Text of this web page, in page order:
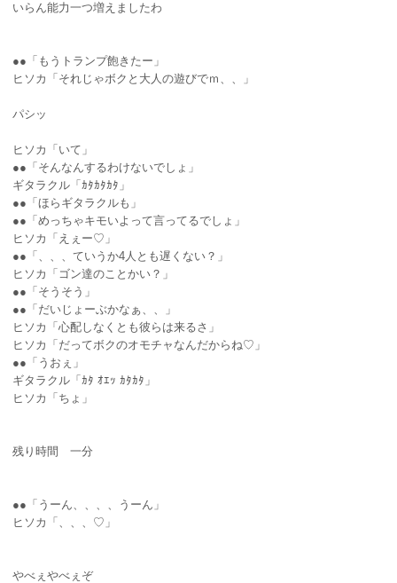
いらん能力一つ増えましたわ
●●「もうトランプ飽きたー」
ヒソカ「それじゃボクと大人の遊びでｍ、、」
パシッ
ヒソカ「いて」
●●「そんなんするわけないでしょ」
ギタラクル「ｶﾀｶﾀｶﾀ」
●●「ほらギタラクルも」
●●「めっちゃキモいよって言ってるでしょ」
ヒソカ「えぇー♡」
●●「、、、ていうか4人とも遅くない？」
ヒソカ「ゴン達のことかい？」
●●「そうそう」
●●「だいじょーぶかなぁ、、」
ヒソカ「心配しなくとも彼らは来るさ」
ヒソカ「だってボクのオモチャなんだからね♡」
●●「うおぇ」
ギタラクル「ｶﾀ ｵｴｯ ｶﾀｶﾀ」
ヒソカ「ちょ」
残り時間 一分
●●「うーん、、、、うーん」
ヒソカ「、、、♡」
やべぇやべぇぞ